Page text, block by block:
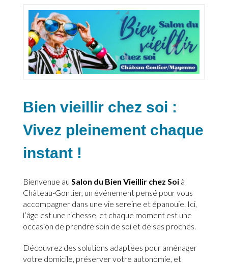
Bien vieillir chez soi :
Vivez pleinement chaque
instant !
Bienvenue au Salon du Bien Vieillir chez Soi à
Château-Gontier, un événement pensé pour vous
accompagner dans une vie sereine et épanouie. Ici,
l’âge est une richesse, et chaque moment est une
occasion de prendre soin de soi et de ses proches.
Découvrez des solutions adaptées pour aménager
votre domicile, préserver votre autonomie, et